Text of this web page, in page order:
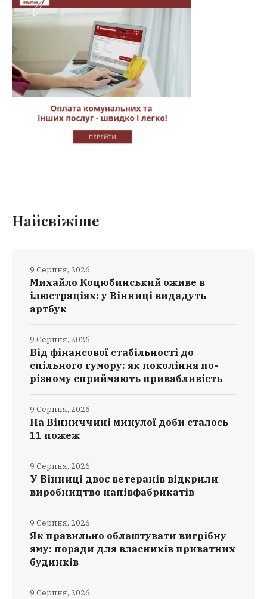
Найсвіжіше
Михайло Коцюбинський оживе в
ілюстраціях: у Вінниці видадуть
артбук
9 Серпня, 2026
Від фінансової стабільності до
спільного гумору: як покоління по-
різному сприймають привабливість
9 Серпня, 2026
На Вінниччині минулої доби сталось
11 пожеж
9 Серпня, 2026
У Вінниці двоє ветеранів відкрили
виробництво напівфабрикатів
9 Серпня, 2026
Як правильно облаштувати вигрібну
яму: поради для власників приватних
будинків
9 Серпня, 2026
9 Серпня, 2026